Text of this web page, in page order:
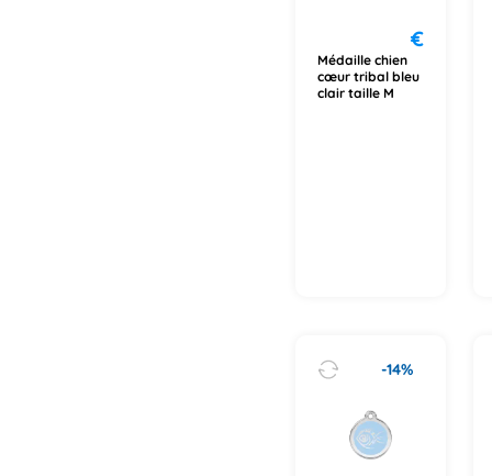
€
Médaille chien
cœur tribal bleu
clair taille M
-14%